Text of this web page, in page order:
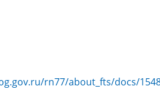
rn77/about_fts/docs/